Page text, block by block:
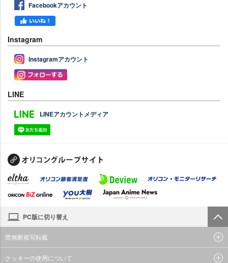
Facebookアカウント
Instagram
Instagramアカウント
LINE
LINEアカウントメディア
PC版に切り替え
禁無断複写転載
クッキーの使用について